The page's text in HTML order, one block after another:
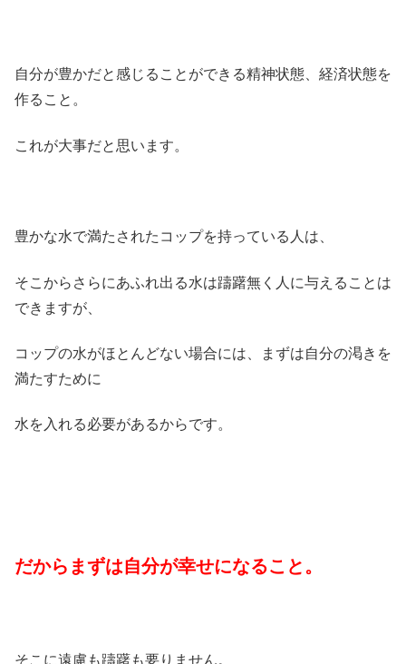
自分が豊かだと感じることができる精神状態、経済状態を
作ること。
これが大事だと思います。
豊かな水で満たされたコップを持っている人は、
そこからさらにあふれ出る水は躊躇無く人に与えることは
できますが、
コップの水がほとんどない場合には、まずは自分の渇きを
満たすために
水を入れる必要があるからです。
だからまずは自分が幸せになること。
そこに遠慮も躊躇も要りません。